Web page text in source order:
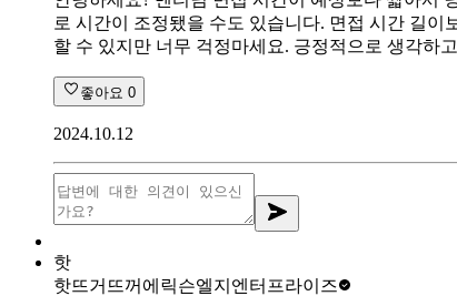
로 시간이 조정됐을 수도 있습니다. 면접 시간 길
할 수 있지만 너무 걱정마세요. 긍정적으로 생각하
좋아요 0
2024.10.12
핫
핫뜨거뜨꺼 에릭슨엘지엔터프라이즈